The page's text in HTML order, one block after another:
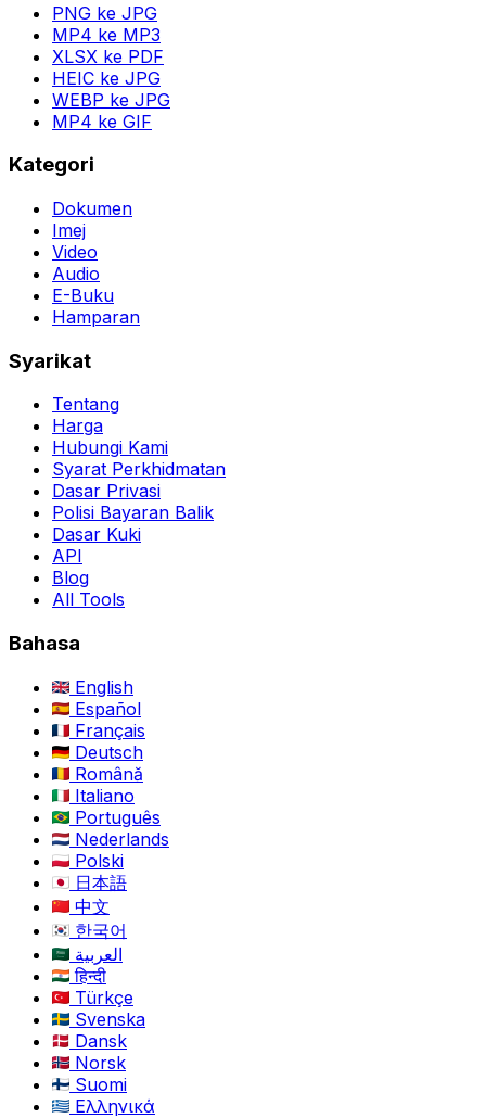
PNG ke JPG
MP4 ke MP3
XLSX ke PDF
HEIC ke JPG
WEBP ke JPG
MP4 ke GIF
Kategori
Dokumen
Imej
Video
Audio
E-Buku
Hamparan
Syarikat
Tentang
Harga
Hubungi Kami
Syarat Perkhidmatan
Dasar Privasi
Polisi Bayaran Balik
Dasar Kuki
API
Blog
All Tools
Bahasa
English
Español
Français
Deutsch
Română
Italiano
Português
Nederlands
Polski
日本語
中文
한국어
العربية
हिन्दी
Türkçe
Svenska
Dansk
Norsk
Suomi
Ελληνικά